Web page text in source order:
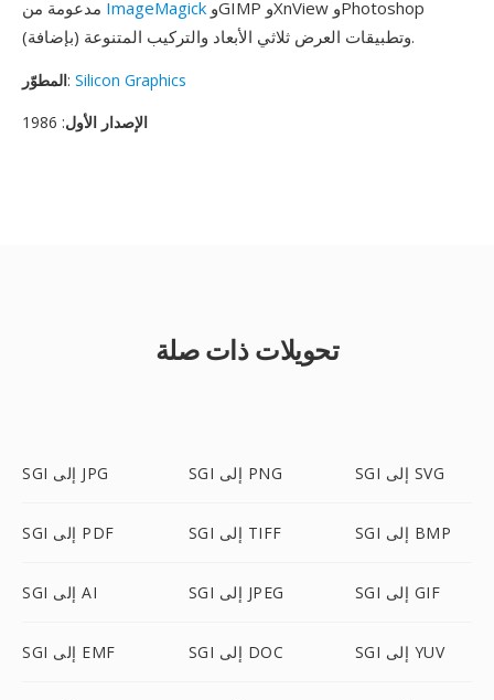
ImageMagick
(بإضافة) وتطبيقات العرض ثلاثي الأبعاد والتركيب المتنوعة.
المطوّر: Silicon Graphics
الإصدار الأول: 1986
تحويلات ذات صلة
SGI إلى JPG SGI إلى PNG SGI إلى SVG
SGI إلى PDF SGI إلى TIFF SGI إلى BMP
SGI إلى AI SGI إلى JPEG SGI إلى GIF
SGI إلى EMF SGI إلى DOC SGI إلى YUV